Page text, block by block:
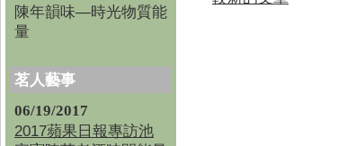
陳年韻味—時光物質能
量
茗人藝事
06/19/2017
2017蘋果日報專訪池